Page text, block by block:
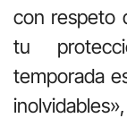
con respeto
tu
temporada